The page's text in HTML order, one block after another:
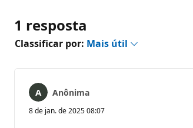
1 resposta
Classificar por: Mais útil
Anônima
8 de jan. de 2025 08:07